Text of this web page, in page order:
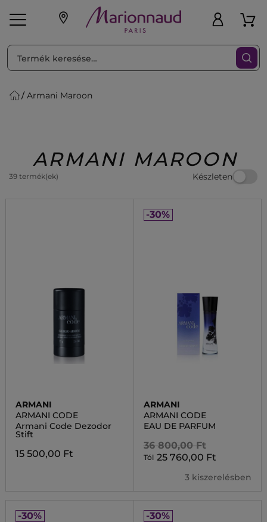
Parfüm
Beauty
Armani Maroon
ARMANI MAROON
39 termék(ek) Készleten
RENDEZéS Szűrő
ARMANI
ARMANI CODE
Armani Code Dezodor
Stift
15 500,00 Ft
-30%
ARMANI
ARMANI CODE
EAU DE PARFUM
36 800,00 Ft
Tól 25 760,00 Ft
3 kiszerelésben
-30% -30%